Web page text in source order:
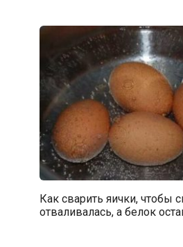
Как сварить яички, чтобы
отваливалась, а белок